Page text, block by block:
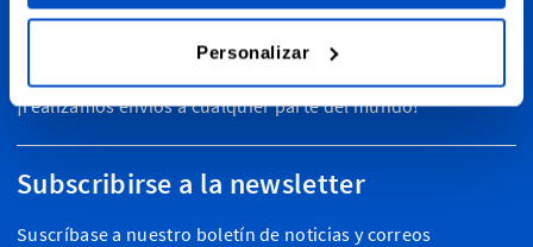
Personalizar
Dutch Label Shop realiza envíos a toda España, desde
Madrid hasta Barcelona, Sevilla, Valencia, Islas Canarias,
Baleares y cualquier otra zona de la península. De hecho,
¡realizamos envíos a cualquier parte del mundo!
Subscribirse a la newsletter
Suscríbase a nuestro boletín de noticias y correos